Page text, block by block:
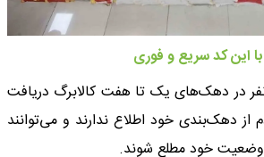
با این کد سریع و فوری
۶۰ میلیون نفر در دهک‌های یک تا هفت کالابرگ دریافت
از دهک‌بندی خود اطلاع ندارند و می‌توانند
خود مطلع شوند.